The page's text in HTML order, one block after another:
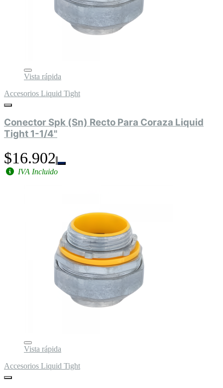
Vista rápida
Accesorios Liquid Tight
Conector Spk (Sn) Recto Para Coraza Liquid
Tight 1-1/4"
$16.902
IVA Incluido
Vista rápida
Accesorios Liquid Tight